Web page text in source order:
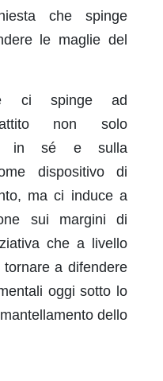
che spinge
le maglie del
ci spinge ad
non solo
in sé e sulla
dispositivo di
ma ci induce a
sui margini di
che a livello
a difendere
oggi sotto lo
dello